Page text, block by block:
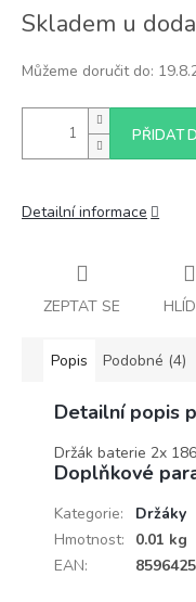
cena:
Skladem u
Můžeme doručit do:
PŘIDAT
Detailní informace
ZEPTAT SE
Popis Podobné (4)
Detailní popis
Držák baterie 2x
Doplňkové
Kategorie:
Držáky
Hmotnost:
0.01 kg
EAN: